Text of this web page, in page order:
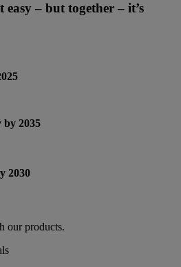
easy – but together – it’s
by 2035
2030
our products.